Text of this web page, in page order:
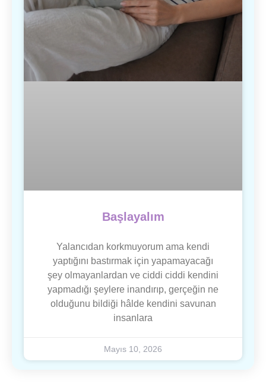
Başlayalım
Yalancıdan korkmuyorum ama kendi
yaptığını bastırmak için yapamayacağı
şey olmayanlardan ve ciddi ciddi kendini
yapmadığı şeylere inandırıp, gerçeğin ne
olduğunu bildiği hâlde kendini savunan
insanlara
Mayıs 10, 2026